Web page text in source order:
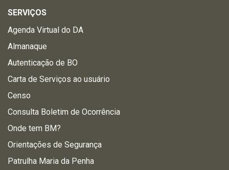
SERVIÇOS
Agenda Virtual do DA
Almanaque
Autenticação de BO
Carta de Serviços ao usuário
Censo
Consulta Boletim de Ocorrência
Onde tem BM?
Orientações de Segurança
Patrulha Maria da Penha